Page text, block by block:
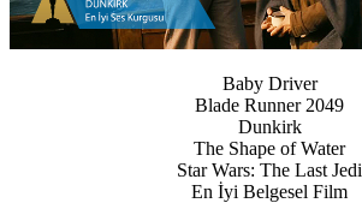
Baby Driver
Blade Runner 2049
Dunkirk
The Shape of Water
Star Wars: The Last Jedi
En İyi Belgesel Film